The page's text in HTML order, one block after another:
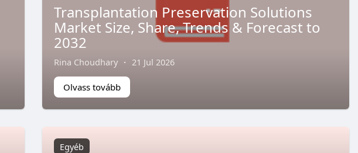
Transplantation Preservation Solutions
Market Size, Share, Trends & Forecast to
2032
Rina Choudhary · 21 Jul 2026
Olvass tovább
Egyéb